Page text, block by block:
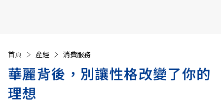
首頁 產經 消費服務
華麗背後，別讓性格改變了你的
理想